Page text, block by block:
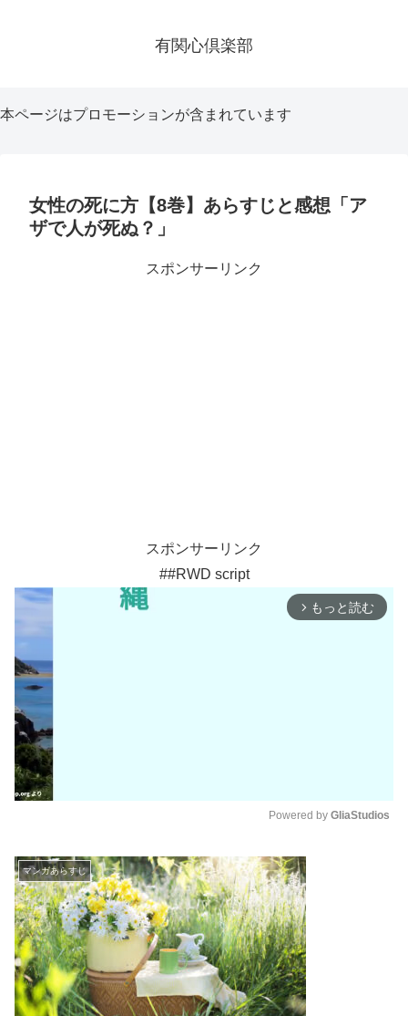
有関心倶楽部
本ページはプロモーションが含まれています
女性の死に方【8巻】あらすじと感想「ア
ザで人が死ぬ？」
スポンサーリンク
スポンサーリンク
##RWD script
arrow_forward_ios もっと読む
Powered by GliaStudios
マンガあらすじ